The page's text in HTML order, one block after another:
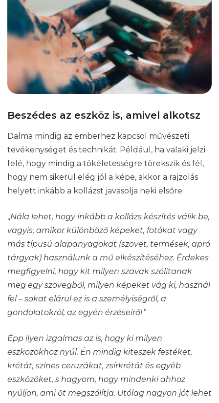
Beszédes az eszköz is, amivel alkotsz
Dalma mindig az emberhez kapcsol művészeti
tevékenységet és technikát. Például, ha valaki jelzi
felé, hogy mindig a tökéletességre törekszik és fél,
hogy nem sikerül elég jól a képe, akkor a rajzolás
helyett inkább a kollázst javasolja neki elsőre.
„Nála lehet, hogy inkább a kollázs készítés válik be,
vagyis, amikor különböző képeket, fotókat vagy
más típusú alapanyagokat (szövet, termések, apró
tárgyak) használunk a mű elkészítéséhez. Érdekes
megfigyelni, hogy kit milyen szavak szólítanak
meg egy szövegből, milyen képeket vág ki, használ
fel – sokat elárul ez is a személyiségről, a
gondolatokról, az egyén érzéseiről.”
Épp ilyen izgalmas az is, hogy ki milyen
eszközökhöz nyúl. Én mindig kiteszek festéket,
krétát, színes ceruzákat, zsírkrétát és egyéb
eszközöket, s hagyom, hogy mindenki ahhoz
nyúljon, ami őt megszólítja. Utólag nagyon jót lehet